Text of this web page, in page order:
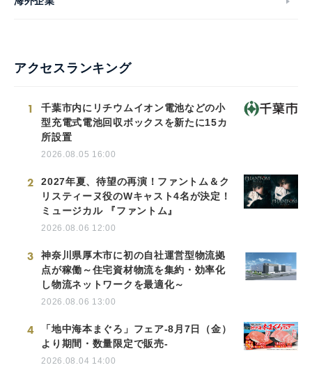
アクセスランキング
1
千葉市内にリチウムイオン電池などの小
型充電式電池回収ボックスを新たに15カ
所設置
2026.08.05 16:00
2
2027年夏、待望の再演！ファントム＆ク
リスティーヌ役のWキャスト4名が決定！
ミュージカル 『ファントム』
2026.08.06 12:00
3
神奈川県厚木市に初の自社運営型物流拠
点が稼働～住宅資材物流を集約・効率化
し物流ネットワークを最適化～
2026.08.06 13:00
4
「地中海本まぐろ」フェア-8月7日（金）
より期間・数量限定で販売-
2026.08.04 14:00